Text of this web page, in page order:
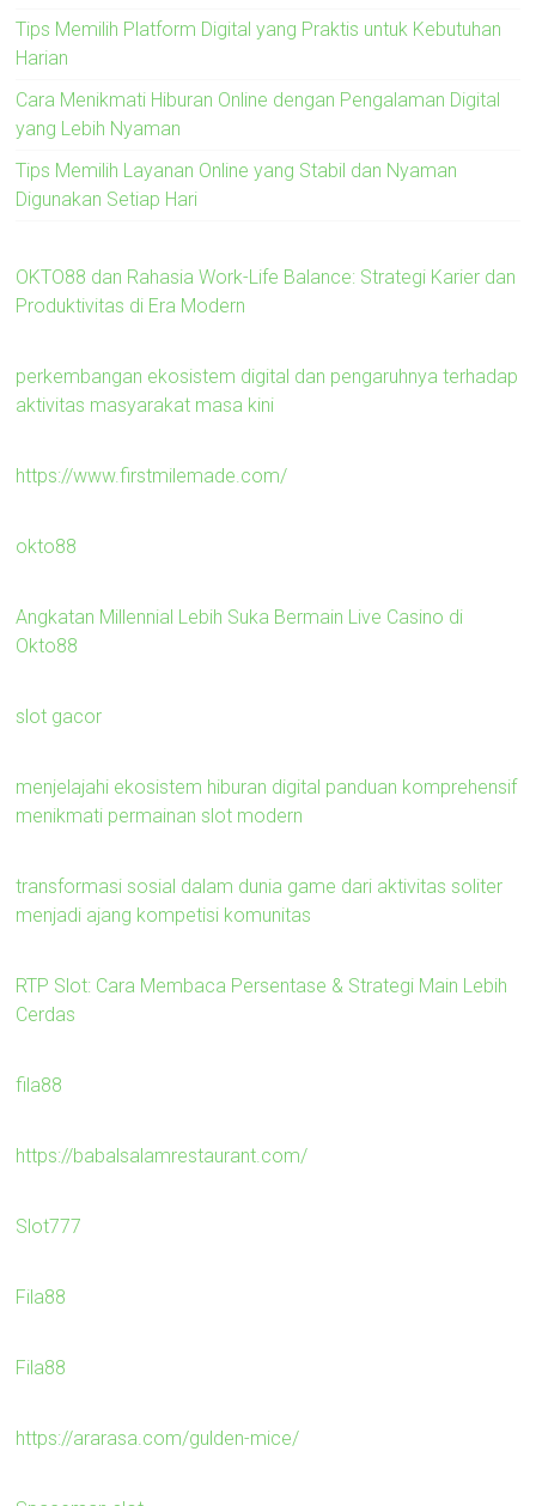
Tips Memilih Platform Digital yang Praktis untuk Kebutuhan
Harian
Cara Menikmati Hiburan Online dengan Pengalaman Digital
yang Lebih Nyaman
Tips Memilih Layanan Online yang Stabil dan Nyaman
Digunakan Setiap Hari
OKTO88 dan Rahasia Work-Life Balance: Strategi Karier dan
Produktivitas di Era Modern
perkembangan ekosistem digital dan pengaruhnya terhadap
aktivitas masyarakat masa kini
https://www.firstmilemade.com/
okto88
Angkatan Millennial Lebih Suka Bermain Live Casino di
Okto88
slot gacor
menjelajahi ekosistem hiburan digital panduan komprehensif
menikmati permainan slot modern
transformasi sosial dalam dunia game dari aktivitas soliter
menjadi ajang kompetisi komunitas
RTP Slot: Cara Membaca Persentase & Strategi Main Lebih
Cerdas
fila88
https://babalsalamrestaurant.com/
Slot777
Fila88
Fila88
https://ararasa.com/gulden-mice/